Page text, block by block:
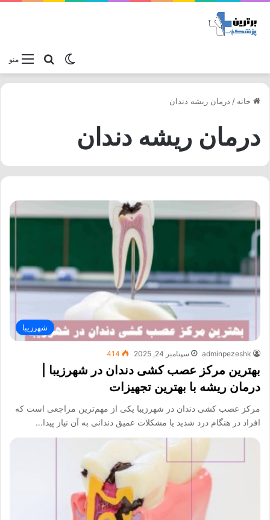
منوجستجو
تغییر پوسته
خانه / درمان ریشه دندان
درمان ریشه دندان
شهرزیبا
adminpezeshk سپتامبر 24, 2025 414
بهترین مرکز عصب کشی دندان در شهرزیبا |
درمان ریشه با بهترین تجهیزات
مرکز عصب کشی دندان در شهرزیبا یکی از مهم‌ترین مراجعی است که
افراد در هنگام درد شدید یا مشکلات عمیق دندانی به آن نیاز پیدا…